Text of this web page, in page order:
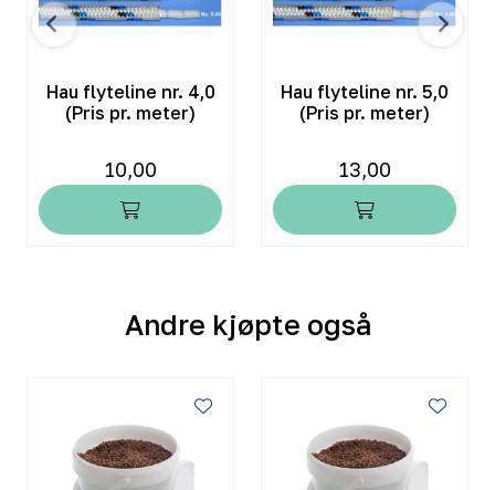
Hau flyteline nr. 4,0
(Pris pr. meter)
10,00
Hau flyteline nr. 5,0
(Pris pr. meter)
13,00
Andre kjøpte også